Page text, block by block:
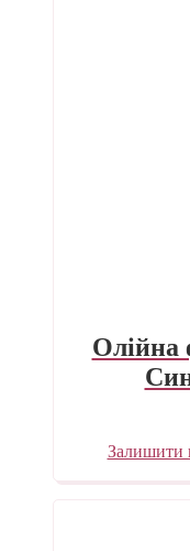
Олійна
Залишити